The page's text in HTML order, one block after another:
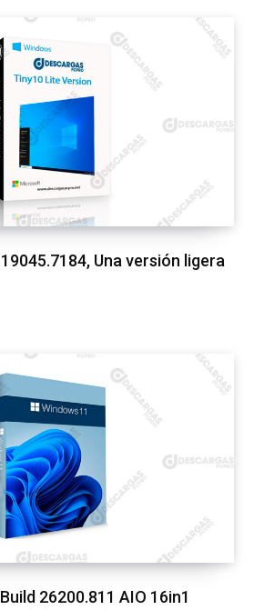
Una versión ligera
26200.811 AIO 16in1